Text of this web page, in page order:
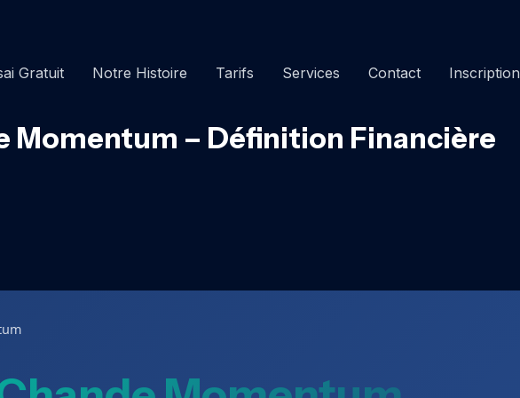
Gratuit Notre Histoire Tarifs Services Contact Inscription
Momentum – Définition Financière